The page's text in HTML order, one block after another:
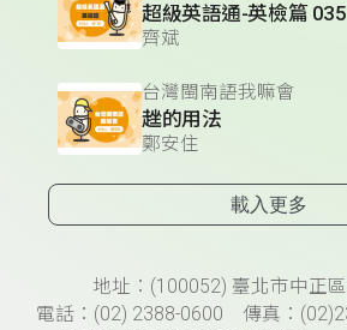
齊斌
台灣閩南語我嘛會
趖的用法
鄭安住
載入更多
頁尾資訊地址：(100052) 臺北市中正
電話：(02) 2388-0600 傳真：